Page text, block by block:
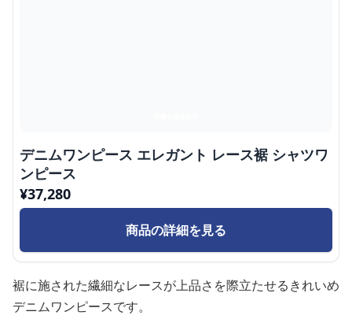
デニムワンピース エレガント レース裾 シャツワ
ンピース
¥37,280
商品の詳細を見る
裾に施された繊細なレースが上品さを際立たせるきれいめ
デニムワンピースです。